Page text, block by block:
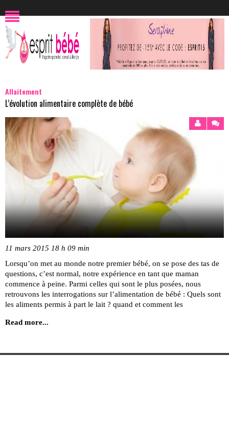
Allaitement
L’évolution alimentaire complète de bébé
11 mars 2015 18 h 09 min
Lorsqu’on met au monde notre premier bébé, on se pose des tas de
questions, c’est normal, notre expérience en tant que maman
commence à peine. Parmi celles qui sont le plus posées, nous
retrouvons les interrogations sur l’alimentation de bébé : Quels sont
les aliments permis à part le lait ? quand et comment les
Read more...